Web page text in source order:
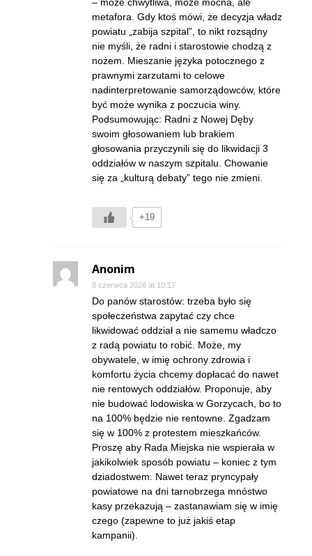
metafora. Gdy ktoś mówi, że decyzja władz
powiatu „zabija szpital”, to nikt rozsądny
nie myśli, że radni i starostowie chodzą z
nożem. Mieszanie języka potocznego z
prawnymi zarzutami to celowe
nadinterpretowanie samorządowców, które
być może wynika z poczucia winy.
Podsumowując: Radni z Nowej Dęby
swoim głosowaniem lub brakiem
głosowania przyczynili się do likwidacji 3
oddziałów w naszym szpitalu. Chowanie
się za „kulturą debaty” tego nie zmieni.
+19
Anonim
8 czerwca 2026 at 10:17
Do panów starostów: trzeba było się
społeczeństwa zapytać czy chce
likwidować oddział a nie samemu władczo
z radą powiatu to robić. Może, my
obywatele, w imię ochrony zdrowia i
komfortu życia chcemy dopłacać do nawet
nie rentowych oddziałów. Proponuje, aby
nie budować lodowiska w Gorzycach, bo to
na 100% będzie nie rentowne. Zgadzam
się w 100% z protestem mieszkańców.
Proszę aby Rada Miejska nie wspierała w
jakikolwiek sposób powiatu – koniec z tym
dziadostwem. Nawet teraz pryncypały
powiatowe na dni tarnobrzega mnóstwo
kasy przekazują – zastanawiam się w imię
czego (zapewne to już jakiś etap
kampanii).